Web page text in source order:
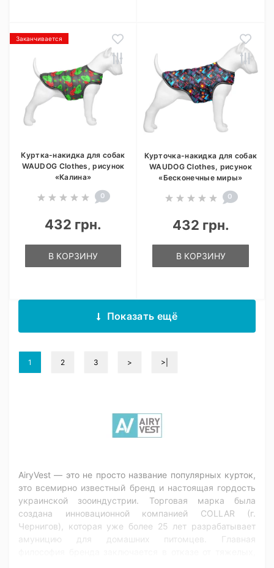
Заканчивается
Куртка-накидка для собак
WAUDOG Clothes, рисунок
«Калина»
0
432 грн.
В КОРЗИНУ
Курточка-накидка для собак
WAUDOG Clothes, рисунок
«Бесконечные миры»
0
432 грн.
В КОРЗИНУ
Показать ещё
1 2 3 > >|
AiryVest — это не просто название популярных курток,
это всемирно известный бренд и настоящая гордость
украинской зооиндустрии. Торговая марка была
создана инновационной компанией COLLAR (г.
Чернигов), которая уже более 25 лет разрабатывает
амуницию для домашних питомцев. Главная